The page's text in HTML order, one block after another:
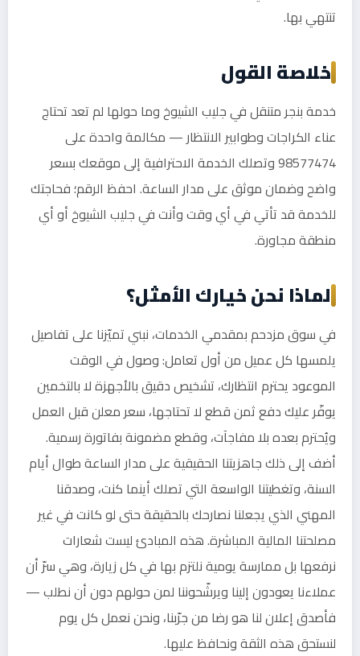
تنتهي بها.
خلاصة القول
خدمة بنجر متنقل في جليب الشيوخ وما حولها لم تعد تحتاج
عناء الكراجات وطوابير الانتظار — مكالمة واحدة على
98577474 وتصلك الخدمة الاحترافية إلى موقعك بسعر
واضح وضمان موثق على مدار الساعة. احفظ الرقم؛ فحاجتك
للخدمة قد تأتي في أي وقت وأنت في جليب الشيوخ أو أي
منطقة مجاورة.
لماذا نحن خيارك الأمثل؟
في سوق مزدحم بمقدمي الخدمات، نبني تميّزنا على تفاصيل
يلمسها كل عميل من أول تعامل: وصول في الوقت
الموعود يحترم انتظارك، تشخيص دقيق بالأجهزة لا بالتخمين
يوفّر عليك دفع ثمن قطع لا تحتاجها، سعر معلن قبل العمل
ويُحترم بعده بلا مفاجآت، وقطع مضمونة بفاتورة رسمية.
أضف إلى ذلك جاهزيتنا الحقيقية على مدار الساعة طوال أيام
السنة، وتغطيتنا الواسعة التي تصلك أينما كنت، وصدقنا
المهني الذي يجعلنا نصارحك بالحقيقة حتى لو كانت في غير
مصلحتنا المالية المباشرة. هذه المبادئ ليست شعارات
نرفعها بل ممارسة يومية نلتزم بها في كل زيارة، وهي سرّ أن
عملاءنا يعودون إلينا ويرشّحوننا لمن حولهم دون أن نطلب —
فأصدق إعلان لنا هو رضا من جرّبنا، ونحن نعمل كل يوم
لنستحق هذه الثقة ونحافظ عليها.